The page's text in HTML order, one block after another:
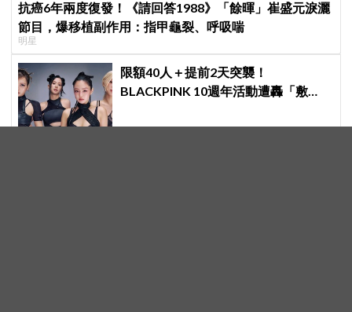
抗癌6年兩度復發！《請回答1988》「餘暉」崔盛元淚灑
節目，爆移植副作用：指甲龜裂、呼吸喘
明星
限額40人＋提前2天突襲！
BLACKPINK 10週年活動遭轟「敷
席